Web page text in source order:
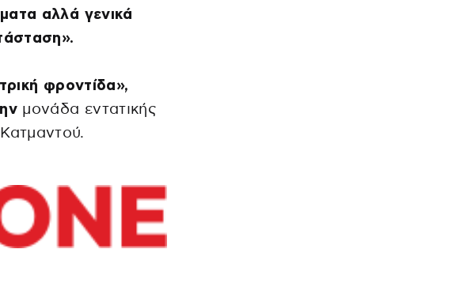
αλλά γενικά
φροντίδα»,
μονάδα εντατικής